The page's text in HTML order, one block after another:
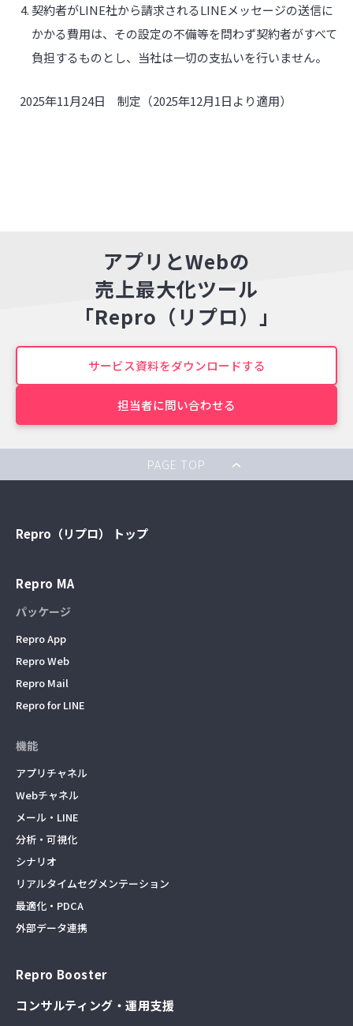
契約者がLINE社から請求されるLINEメッセージの送信に
かかる費用は、その設定の不備等を問わず契約者がすべて
負担するものとし、当社は一切の支払いを行いません。
2025年11月24日 制定（2025年12月1日より適用）
アプリとWebの
売上最大化ツール
「Repro（リプロ）」
サービス資料をダウンロードする
担当者に問い合わせる
PAGE TOP
Repro（リプロ） トップ
Repro MA
パッケージ
Repro App
Repro Web
Repro Mail
Repro for LINE
機能
アプリチャネル
Webチャネル
メール・LINE
分析・可視化
シナリオ
リアルタイムセグメンテーション
最適化・PDCA
外部データ連携
Repro Booster
コンサルティング・運用支援